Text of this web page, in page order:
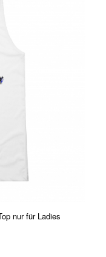
nur für Ladies